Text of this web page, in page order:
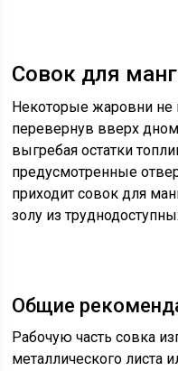
Совок для
Некоторые жаровни не
перевернув вверх
выгребая остатки
предусмотренные
приходит совок для
золу из
Общие
Рабочую часть совка
металлического листа